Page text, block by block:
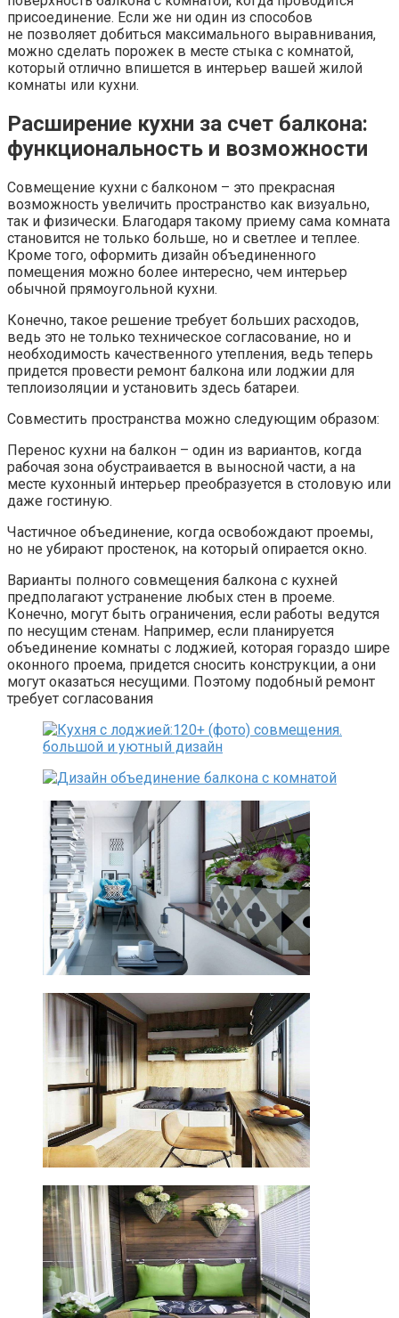
присоединение. Если же ни один из способов
не позволяет добиться максимального выравнивания,
можно сделать порожек в месте стыка с комнатой,
который отлично впишется в интерьер вашей жилой
комнаты или кухни.
Расширение кухни за счет балкона:
функциональность и возможности
Совмещение кухни с балконом – это прекрасная
возможность увеличить пространство как визуально,
так и физически. Благодаря такому приему сама комната
становится не только больше, но и светлее и теплее.
Кроме того, оформить дизайн объединенного
помещения можно более интересно, чем интерьер
обычной прямоугольной кухни.
Конечно, такое решение требует больших расходов,
ведь это не только техническое согласование, но и
необходимость качественного утепления, ведь теперь
придется провести ремонт балкона или лоджии для
теплоизоляции и установить здесь батареи.
Совместить пространства можно следующим образом:
Перенос кухни на балкон – один из вариантов, когда
рабочая зона обустраивается в выносной части, а на
месте кухонный интерьер преобразуется в столовую или
даже гостиную.
Частичное объединение, когда освобождают проемы,
но не убирают простенок, на который опирается окно.
Варианты полного совмещения балкона с кухней
предполагают устранение любых стен в проеме.
Конечно, могут быть ограничения, если работы ведутся
по несущим стенам. Например, если планируется
объединение комнаты с лоджией, которая гораздо шире
оконного проема, придется сносить конструкции, а они
могут оказаться несущими. Поэтому подобный ремонт
требует согласования